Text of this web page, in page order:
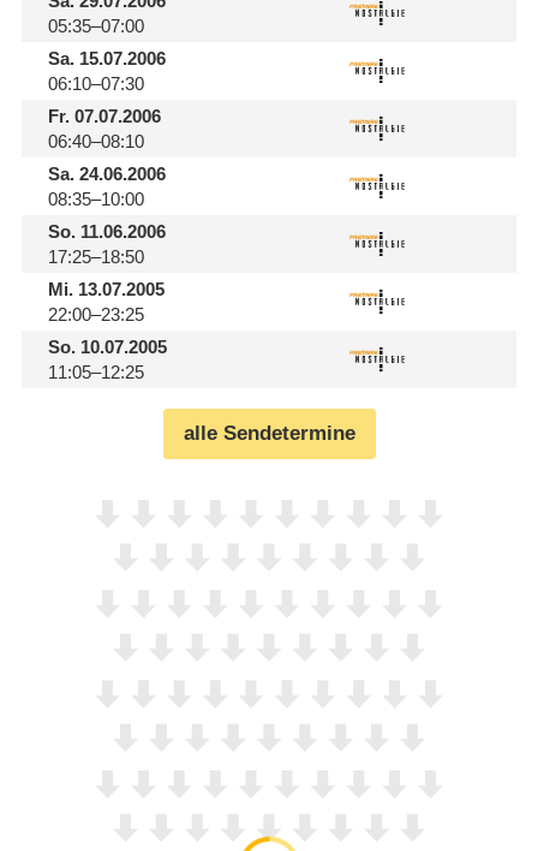
05:35–07:00
Sa.15.07.2006
06:10–07:30
Fr.07.07.2006
06:40–08:10
Sa.24.06.2006
08:35–10:00
So.11.06.2006
17:25–18:50
Mi.13.07.2005
22:00–23:25
So.10.07.2005
11:05–12:25
alle Sendetermine